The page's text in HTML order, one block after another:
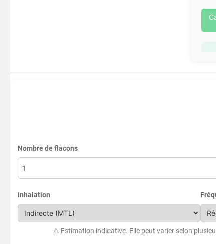
Nombre de flacons
Inhalation
⚠️ Estimation indicative. Elle peut varier selon